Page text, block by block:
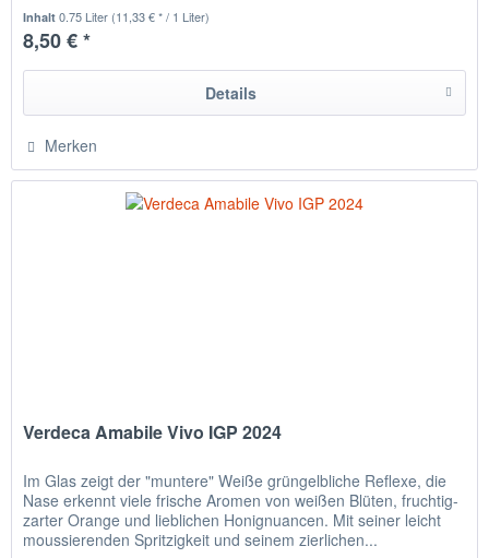
Inhalt0.75 Liter (11,33 € * / 1 Liter)
8,50 € *
Details
Merken
Verdeca Amabile Vivo IGP 2024
Im Glas zeigt der "muntere" Weiße grüngelbliche Reflexe, die
Nase erkennt viele frische Aromen von weißen Blüten, fruchtig-
zarter Orange und lieblichen Honignuancen. Mit seiner leicht
moussierenden Spritzigkeit und seinem zierlichen...